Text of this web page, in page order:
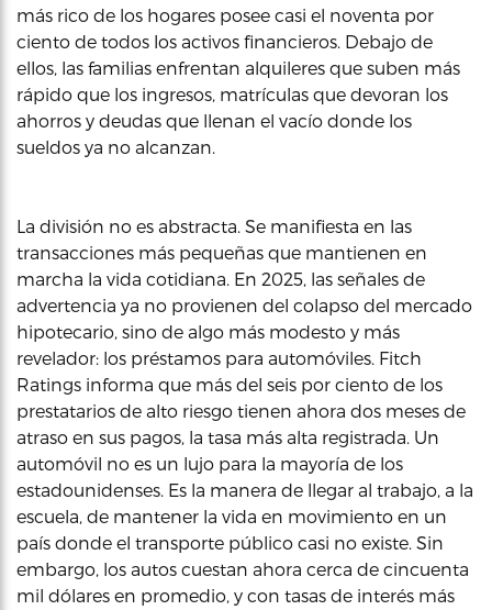
más rico de los hogares posee casi el noventa por
ciento de todos los activos financieros. Debajo de
ellos, las familias enfrentan alquileres que suben más
rápido que los ingresos, matrículas que devoran los
ahorros y deudas que llenan el vacío donde los
sueldos ya no alcanzan.
La división no es abstracta. Se manifiesta en las
transacciones más pequeñas que mantienen en
marcha la vida cotidiana. En 2025, las señales de
advertencia ya no provienen del colapso del mercado
hipotecario, sino de algo más modesto y más
revelador: los préstamos para automóviles. Fitch
Ratings informa que más del seis por ciento de los
prestatarios de alto riesgo tienen ahora dos meses de
atraso en sus pagos, la tasa más alta registrada. Un
automóvil no es un lujo para la mayoría de los
estadounidenses. Es la manera de llegar al trabajo, a la
escuela, de mantener la vida en movimiento en un
país donde el transporte público casi no existe. Sin
embargo, los autos cuestan ahora cerca de cincuenta
mil dólares en promedio, y con tasas de interés más